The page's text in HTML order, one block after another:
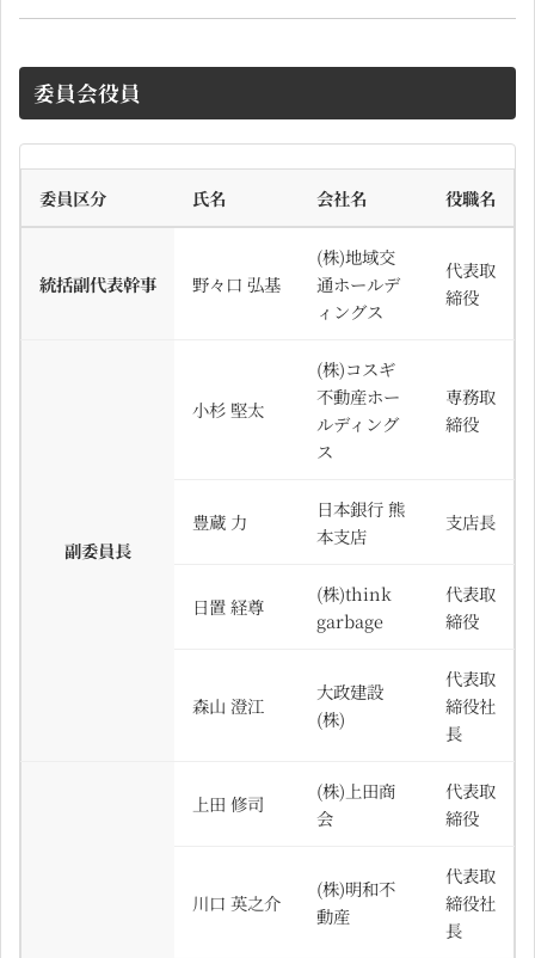
委員会役員
委員区分 氏名 会社名 役職名
統括副代表幹事 野々口 弘基
(株)地域交
通ホールデ
ィングス
代表取
締役
副委員長
小杉 堅太
(株)コスギ
不動産ホー
ルディング
ス
専務取
締役
豊蔵 力
日本銀行 熊
本支店
支店長
日置 経尊
(株)think
garbage
代表取
締役
森山 澄江
大政建設
(株)
代表取
締役社
長
上田 修司
(株)上田商
会
代表取
締役
川口 英之介
(株)明和不
動産
代表取
締役社
長